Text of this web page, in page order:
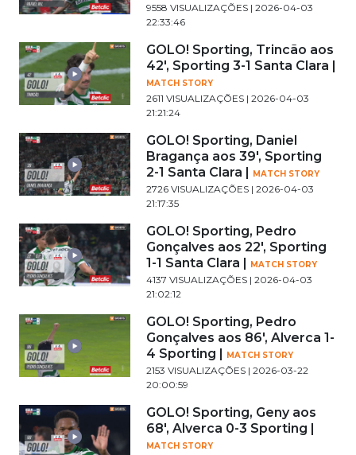
9558 VISUALIZAÇÕES | 2026-04-03
22:33:46
GOLO! Sporting, Trincão aos
42', Sporting 3-1 Santa Clara |
MATCH STORY
2611 VISUALIZAÇÕES | 2026-04-03
21:21:24
GOLO! Sporting, Daniel
Bragança aos 39', Sporting
2-1 Santa Clara |
MATCH STORY
2726 VISUALIZAÇÕES | 2026-04-03
21:17:35
GOLO! Sporting, Pedro
Gonçalves aos 22', Sporting
1-1 Santa Clara |
MATCH STORY
4137 VISUALIZAÇÕES | 2026-04-03
21:02:12
GOLO! Sporting, Pedro
Gonçalves aos 86', Alverca 1-
4 Sporting |
MATCH STORY
2153 VISUALIZAÇÕES | 2026-03-22
20:00:59
GOLO! Sporting, Geny aos
68', Alverca 0-3 Sporting |
MATCH STORY